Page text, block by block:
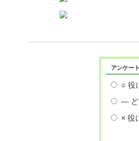
アンケー
○ 役
― ど
× 役